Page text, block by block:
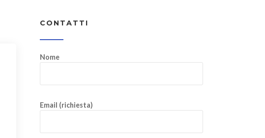
CONTATTI
Nome
Email (richiesta)